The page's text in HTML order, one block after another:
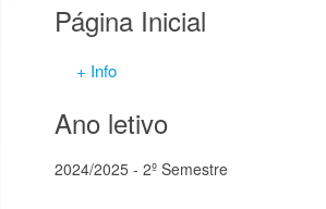
Página Inicial
+ Info
Ano letivo
2024/2025 - 2º Semestre